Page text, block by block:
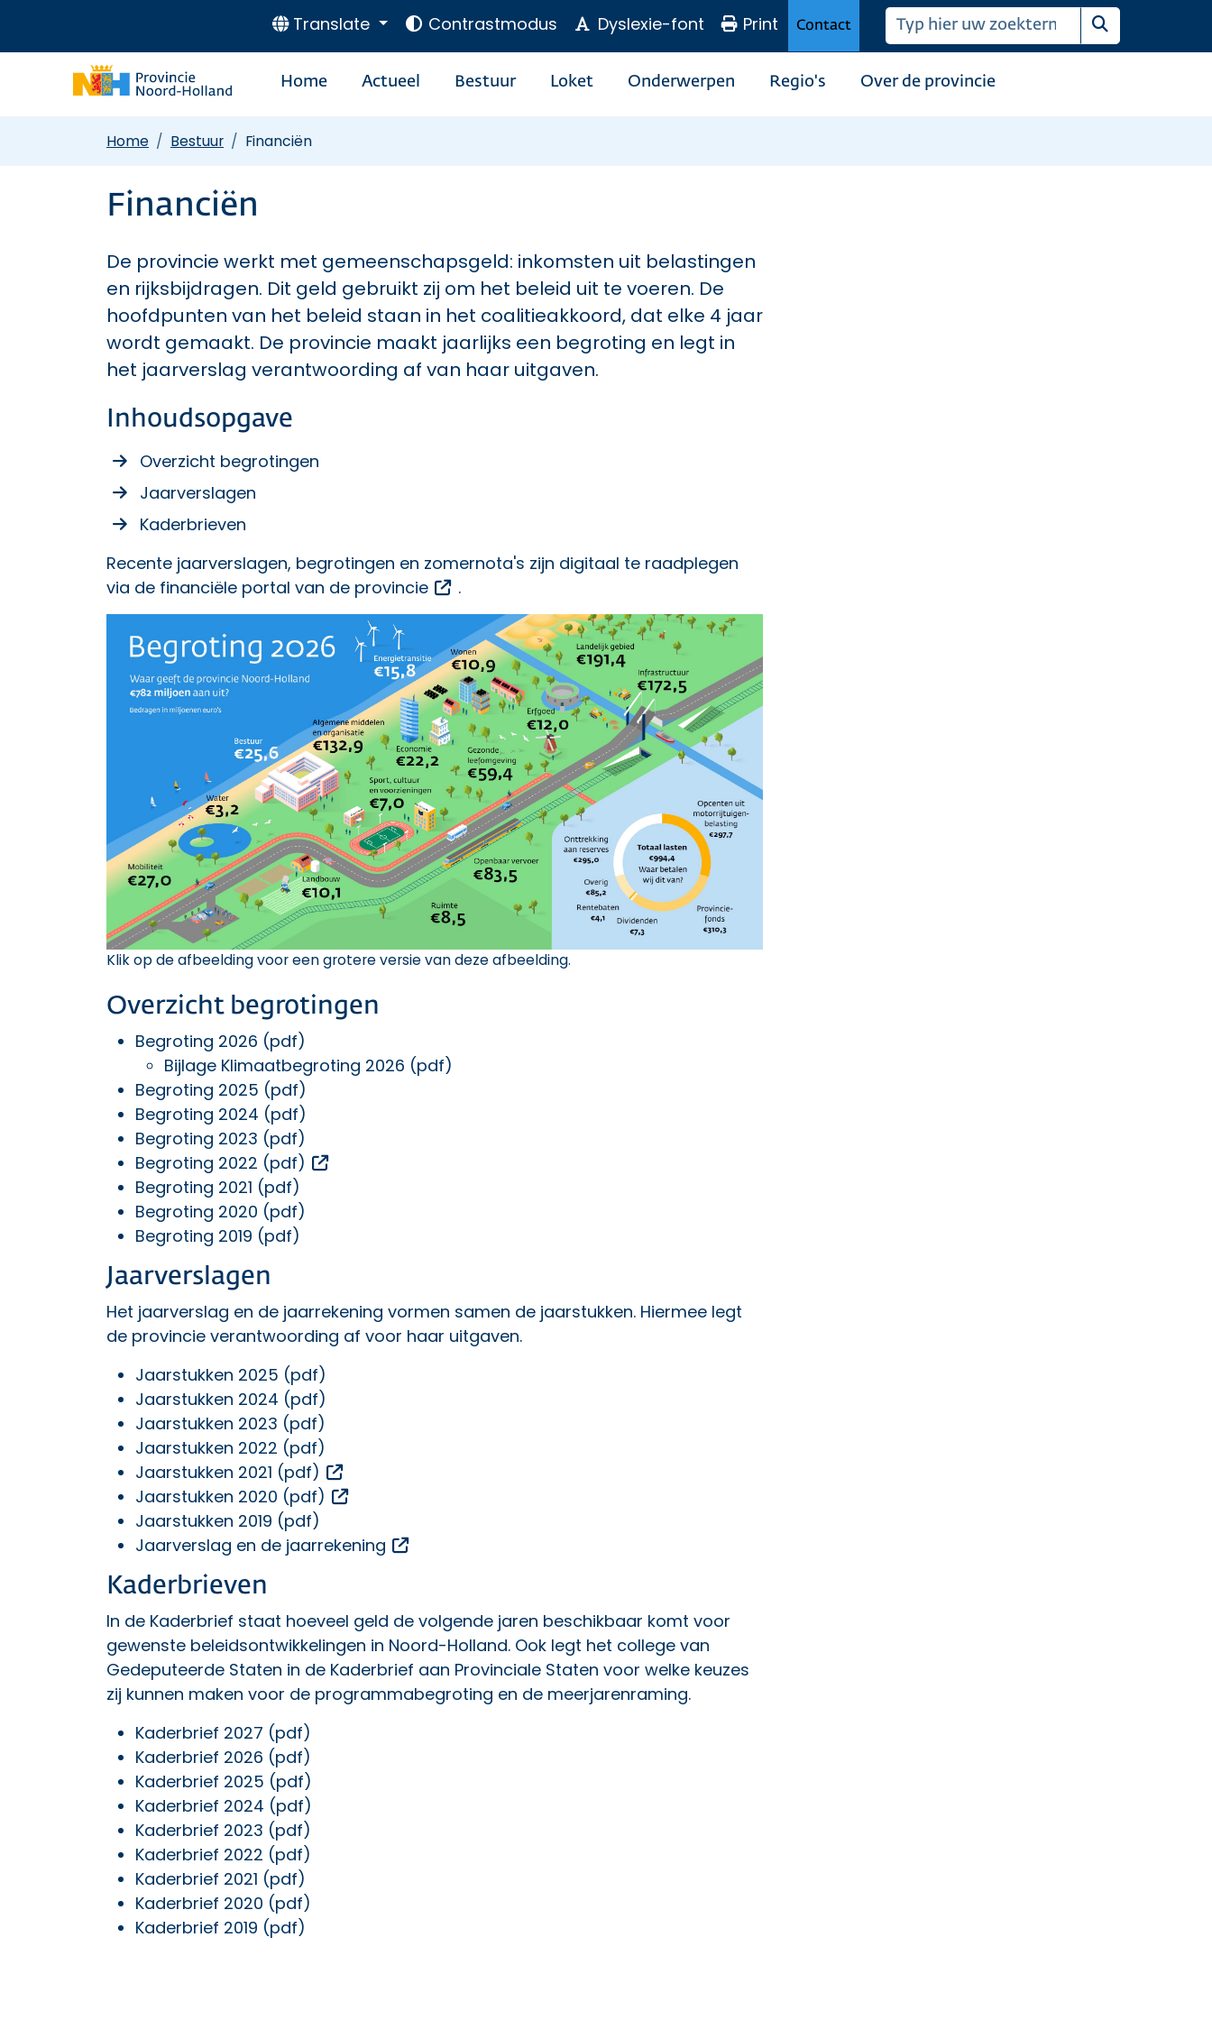
Translate Contrastmodus Dyslexie-font Print Contact
Zoeken
Home Actueel Bestuur Loket Onderwerpen Regio's Over de provincie
Home Bestuur Financiën
Financiën
De provincie werkt met gemeenschapsgeld: inkomsten uit belastingen
en rijksbijdragen. Dit geld gebruikt zij om het beleid uit te voeren. De
hoofdpunten van het beleid staan in het coalitieakkoord, dat elke 4 jaar
wordt gemaakt. De provincie maakt jaarlijks een begroting en legt in
het jaarverslag verantwoording af van haar uitgaven.
Inhoudsopgave
Overzicht begrotingen
Jaarverslagen
Kaderbrieven
Recente jaarverslagen, begrotingen en zomernota's zijn digitaal te raadplegen
via de financiële portal van de provincie Opent een externe link
.
Klik op de afbeelding voor een grotere versie van deze afbeelding.
Overzicht begrotingen
Begroting 2026 (pdf)
Bijlage Klimaatbegroting 2026 (pdf)
Begroting 2025 (pdf)
Begroting 2024 (pdf)
Begroting 2023 (pdf)
Begroting 2022 (pdf)
Begroting 2021 (pdf)
Begroting 2020 (pdf)
Begroting 2019 (pdf)
Jaarverslagen
Het jaarverslag en de jaarrekening vormen samen de jaarstukken. Hiermee legt
de provincie verantwoording af voor haar uitgaven.
Jaarstukken 2025 (pdf)
Jaarstukken 2024 (pdf)
Jaarstukken 2023 (pdf)
Jaarstukken 2022 (pdf)
Jaarstukken 2021 (pdf)
Jaarstukken 2020 (pdf)
Jaarstukken 2019 (pdf)
Jaarverslag en de jaarrekening
Kaderbrieven
In de Kaderbrief staat hoeveel geld de volgende jaren beschikbaar komt voor
gewenste beleidsontwikkelingen in Noord-Holland. Ook legt het college van
Gedeputeerde Staten in de Kaderbrief aan Provinciale Staten voor welke keuzes
zij kunnen maken voor de programmabegroting en de meerjarenraming.
Kaderbrief 2027 (pdf)
Kaderbrief 2026 (pdf)
Kaderbrief 2025 (pdf)
Kaderbrief 2024 (pdf)
Kaderbrief 2023 (pdf)
Kaderbrief 2022 (pdf)
Kaderbrief 2021 (pdf)
Kaderbrief 2020 (pdf)
Kaderbrief 2019 (pdf)